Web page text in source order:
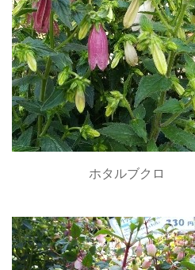
ホタルブクロ